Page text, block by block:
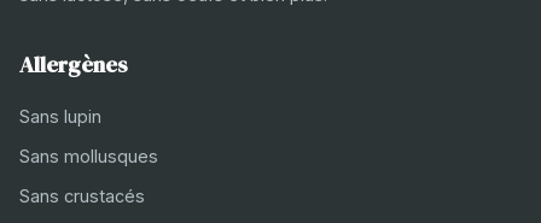
Allergènes
Sans lupin
Sans mollusques
Sans crustacés